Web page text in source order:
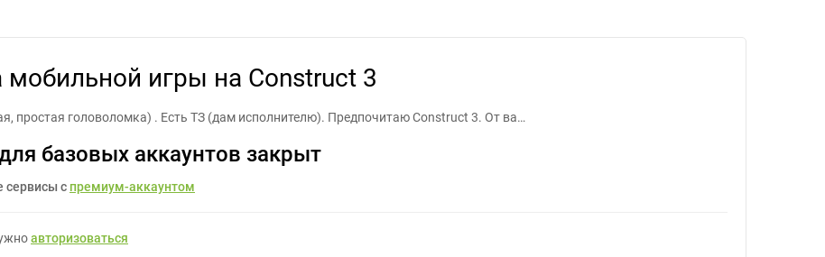
мобильной игры на Construct 3
простая головоломка) . Есть ТЗ (дам исполнителю). Предпочитаю Construct 3. От ва…
базовых аккаунтов закрыт
сервисы с премиум-аккаунтом
авторизоваться